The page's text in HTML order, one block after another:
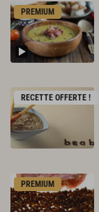
PREMIUM
RECETTE OFFERTE !
PREMIUM